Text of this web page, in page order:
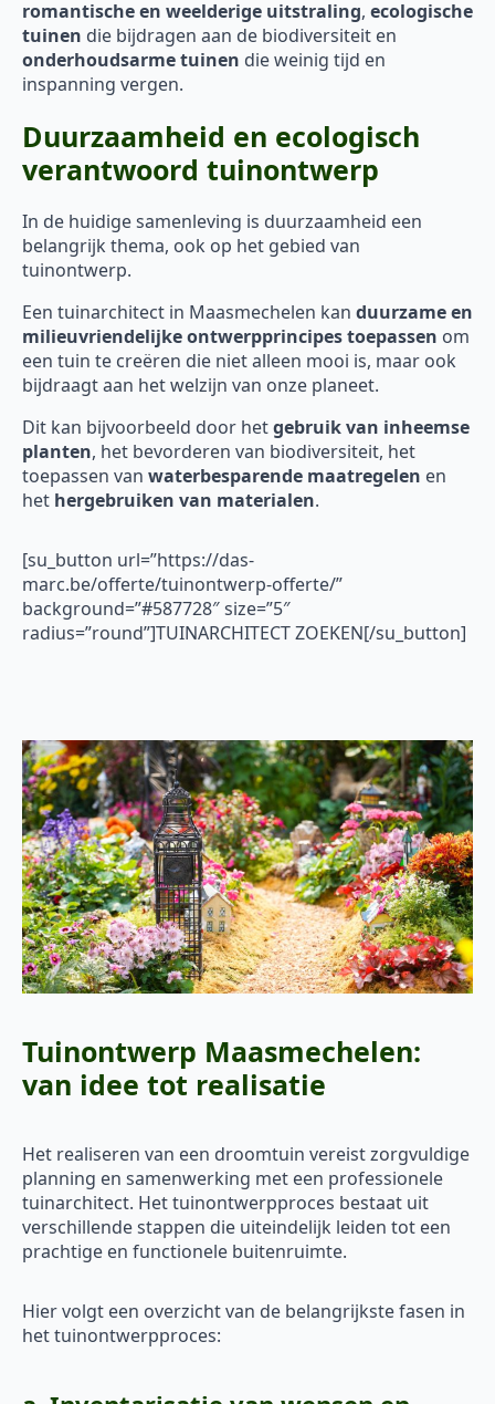
romantische en weelderige uitstraling, ecologische
tuinen die bijdragen aan de biodiversiteit en
onderhoudsarme tuinen die weinig tijd en
inspanning vergen.
Duurzaamheid en ecologisch
verantwoord tuinontwerp
In de huidige samenleving is duurzaamheid een
belangrijk thema, ook op het gebied van
tuinontwerp.
Een tuinarchitect in Maasmechelen kan duurzame en
milieuvriendelijke ontwerpprincipes toepassen om
een tuin te creëren die niet alleen mooi is, maar ook
bijdraagt aan het welzijn van onze planeet.
Dit kan bijvoorbeeld door hetgebruik van inheemse
planten, het bevorderen van biodiversiteit, het
toepassen van waterbesparende maatregelen en
het hergebruiken van materialen.
[su_button url=”https://das-
marc.be/offerte/tuinontwerp-offerte/”
background=”#587728″ size=”5″
radius=”round”]TUINARCHITECT ZOEKEN[/su_button]
Tuinontwerp Maasmechelen:
van idee tot realisatie
Het realiseren van een droomtuin vereist zorgvuldige
planning en samenwerking met een professionele
tuinarchitect. Het tuinontwerpproces bestaat uit
verschillende stappen die uiteindelijk leiden tot een
prachtige en functionele buitenruimte.
Hier volgt een overzicht van de belangrijkste fasen in
het tuinontwerpproces: